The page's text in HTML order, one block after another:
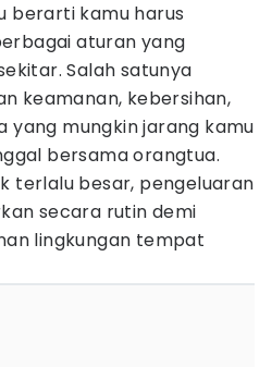
berarti kamu harus
aturan yang
Salah satunya
keamanan, kebersihan,
yang mungkin jarang kamu
bersama orangtua.
terlalu besar, pengeluaran
secara rutin demi
lingkungan tempat